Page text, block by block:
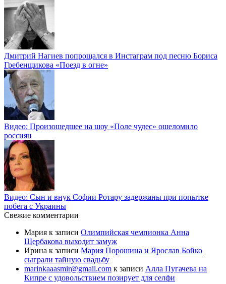
Дмитрий Нагиев попрощался в Инстаграм под песню Бориса
Гребенщикова «Поезд в огне»
Видео: Произошедшее на шоу «Поле чудес» ошеломило
россиян
Видео: Сын и внук Софии Ротару задержаны при попытке
побега с Украины
Свежие комментарии
Мария к записи Олимпийская чемпионка Анна
Щербакова выходит замуж
Ирина к записи Мария Порошина и Ярослав Бойко
сыграли тайную свадьбу
marinkaaasmir@gmail.com к записи Алла Пугачева на
Кипре с удовольствием позирует для селфи